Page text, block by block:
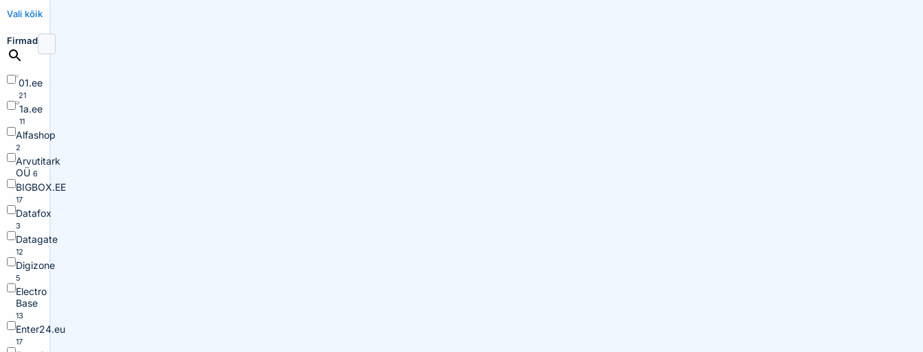
Vali kõik
Firmad
01.ee
21
1a.ee
11
Alfashop
2
Arvutitark
OÜ 6
BIGBOX.EE
17
Datafox
3
Datagate
12
Digizone
5
Electro
Base
13
Enter24.eu
17